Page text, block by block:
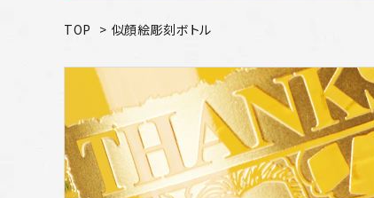
TOP > 似顔絵彫刻ボトル